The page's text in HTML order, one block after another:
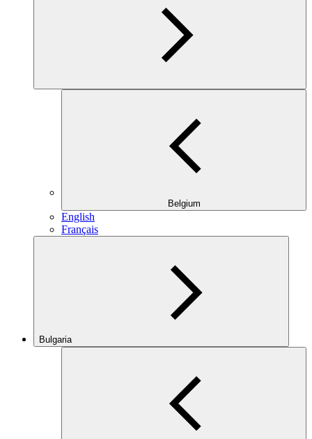
Belgium
English
Français
Bulgaria